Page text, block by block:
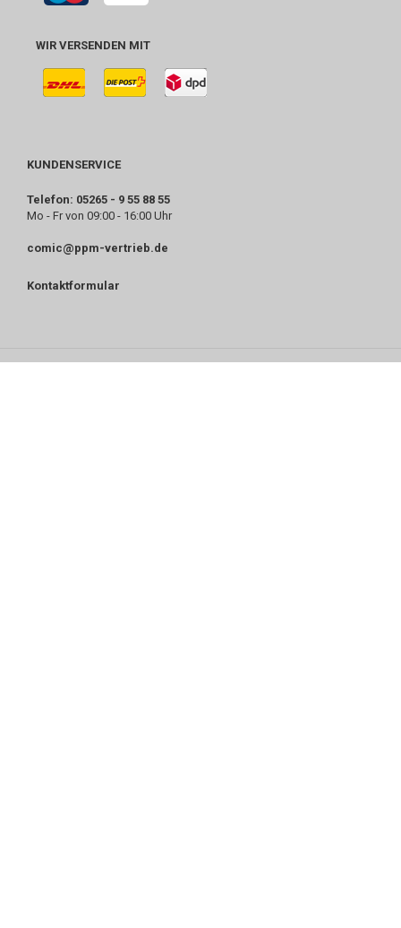
WIR VERSENDEN MIT
KUNDENSERVICE
Telefon: 05265 - 9 55 88 55
Mo - Fr von 09:00 - 16:00 Uhr
comic@ppm-vertrieb.de
Kontaktformular